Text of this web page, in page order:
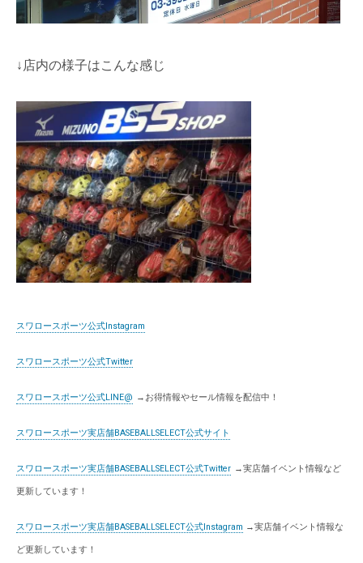
↓店内の様子はこんな感じ
スワロースポーツ公式Instagram
スワロースポーツ公式Twitter
スワロースポーツ公式LINE@ →お得情報やセール情報を配信中！
スワロースポーツ実店舗BASEBALLSELECT公式サイト
スワロースポーツ実店舗BASEBALLSELECT公式Twitter →実店舗イベント情報など
更新しています！
スワロースポーツ実店舗BASEBALLSELECT公式Instagram →実店舗イベント情報な
ど更新しています！